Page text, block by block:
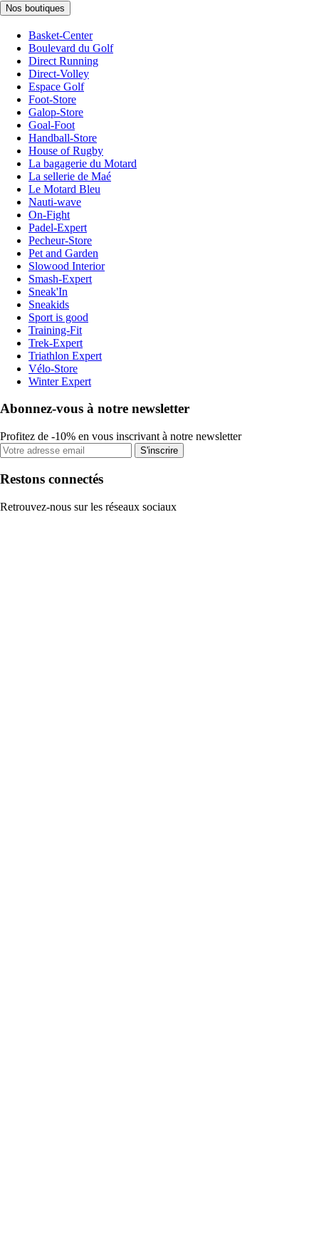
Nos boutiques
Basket-Center
Boulevard du Golf
Direct Running
Direct-Volley
Espace Golf
Foot-Store
Galop-Store
Goal-Foot
Handball-Store
House of Rugby
La bagagerie du Motard
La sellerie de Maé
Le Motard Bleu
Nauti-wave
On-Fight
Padel-Expert
Pecheur-Store
Pet and Garden
Slowood Interior
Smash-Expert
Sneak'In
Sneakids
Sport is good
Training-Fit
Trek-Expert
Triathlon Expert
Vélo-Store
Winter Expert
Abonnez-vous à notre newsletter
Profitez de -10% en vous inscrivant à notre newsletter
S'inscrire
Restons connectés
Retrouvez-nous sur les réseaux sociaux